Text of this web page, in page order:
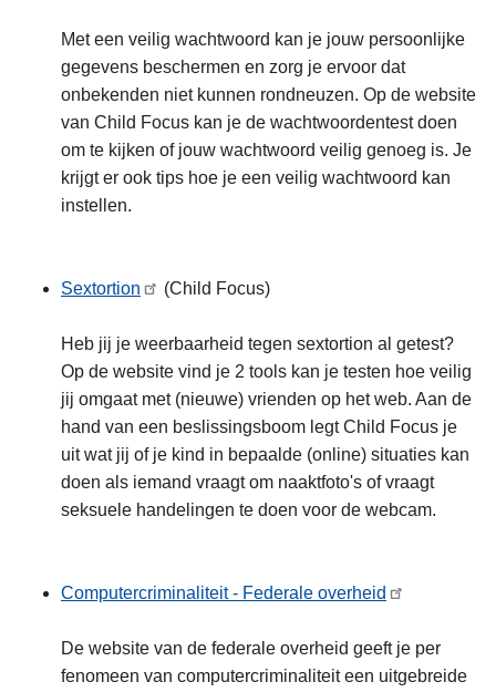
Met een veilig wachtwoord kan je jouw persoonlijke
gegevens beschermen en zorg je ervoor dat
onbekenden niet kunnen rondneuzen. Op de website
van Child Focus kan je de wachtwoordentest doen
om te kijken of jouw wachtwoord veilig genoeg is. Je
krijgt er ook tips hoe je een veilig wachtwoord kan
instellen.
Sextortion (Child Focus)
Heb jij je weerbaarheid tegen sextortion al getest?
Op de website vind je 2 tools kan je testen hoe veilig
jij omgaat met (nieuwe) vrienden op het web. Aan de
hand van een beslissingsboom legt Child Focus je
uit wat jij of je kind in bepaalde (online) situaties kan
doen als iemand vraagt om naaktfoto's of vraagt
seksuele handelingen te doen voor de webcam.
Computercriminaliteit - Federale overheid
De website van de federale overheid geeft je per
fenomeen van computercriminaliteit een uitgebreide